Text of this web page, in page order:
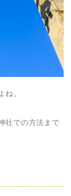
ね。
社での方法まで